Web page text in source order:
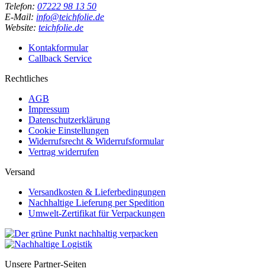
Telefon: 07222 98 13 50
E-Mail: info@teichfolie.de
Website: teichfolie.de
Kontakformular
Callback Service
Rechtliches
AGB
Impressum
Datenschutzerklärung
Cookie Einstellungen
Widerrufsrecht & Widerrufsformular
Vertrag widerrufen
Versand
Versandkosten & Lieferbedingungen
Nachhaltige Lieferung per Spedition
Umwelt-Zertifikat für Verpackungen
Unsere Partner-Seiten